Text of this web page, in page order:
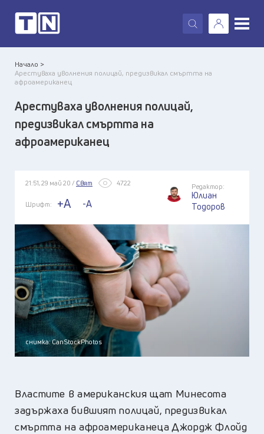
X
Начало >
Арестуваха уволнения полицай, предизвикал смъртта на
афроамериканец
Арестуваха уволнения полицай,
предизвикал смъртта на
афроамериканец
21:51, 29 май 20 / Свят 4722
Шрифт: +A -A
Редактор:
Юлиан
Тодоров
снимка: CanStockPhotos
Властите в американския щат Минесота
задържаха бившият полицай, предизвикал
смъртта на афроамериканеца Джордж Флойд